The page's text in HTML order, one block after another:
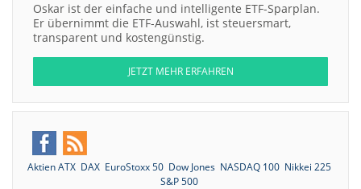
Oskar ist der einfache und intelligente ETF-Sparplan.
Er übernimmt die ETF-Auswahl, ist steuersmart,
transparent und kostengünstig.
JETZT MEHR ERFAHREN
Aktien ATX DAX EuroStoxx 50 Dow Jones NASDAQ 100 Nikkei 225
S&P 500